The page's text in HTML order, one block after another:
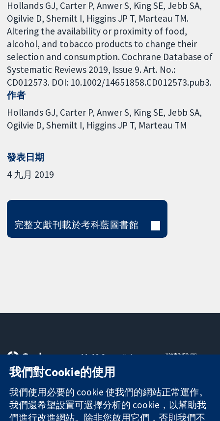
Hollands GJ, Carter P, Anwer S, King SE, Jebb SA,
Ogilvie D, Shemilt I, Higgins JP T, Marteau TM.
Altering the availability or proximity of food,
alcohol, and tobacco products to change their
selection and consumption. Cochrane Database of
Systematic Reviews 2019, Issue 9. Art. No.:
CD012573. DOI: 10.1002/14651858.CD012573.pub3.
作者
Hollands GJ Carter P Anwer S King SE Jebb SA
Ogilvie D Shemilt I Higgins JP T Marteau TM
發表日期
4 九月 2019
完整文獻刊載於考科藍圖書館
可信任實證
知情決定
更完善的健康照
護
11-13 Cavendish
Square
London
W1G 0AN
United Kingdom
聯繫我們
關於我們
工作機會
Cochrane
我們對Cookie的使用
我們使用必要的 cookie 使我們的網站正常運作。
我們還希望設置可選擇分析的 cookie，以幫助我
們進行改進網站。除非您啟用它們，否則我們不